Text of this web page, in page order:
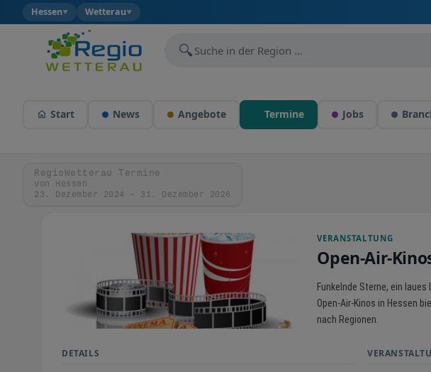
Hessen▼ Wetterau▼
🔍
Start News Angebote Termine Jobs
RegioWetterau Termine
von Hessen
23. Dezember 2024 – 31. Dezember 2026
VERANSTALTUNG
Open-Air-
Funkelnde Sterne, ein
Open-Air-Kinos in Hessen
nach Regionen.
DETAILS